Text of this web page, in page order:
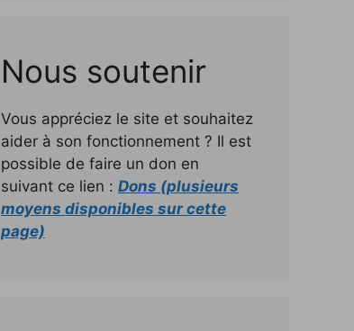
Nous soutenir
Vous appréciez le site et souhaitez
aider à son fonctionnement ? Il est
possible de faire un don en
suivant ce lien : Dons (plusieurs
moyens disponibles sur cette
page)